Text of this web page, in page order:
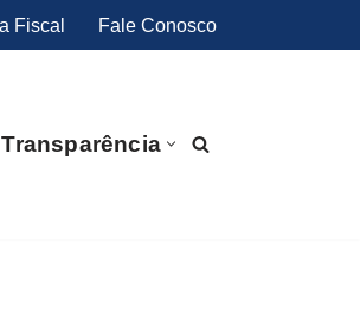
Fiscal Fale Conosco
Transparência